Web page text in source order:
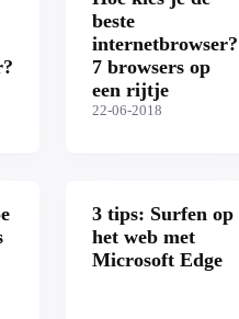
beste
internetbrowser?
7 browsers op
een rijtje
22-06-2018
3 tips: Surfen op
het web met
Microsoft Edge